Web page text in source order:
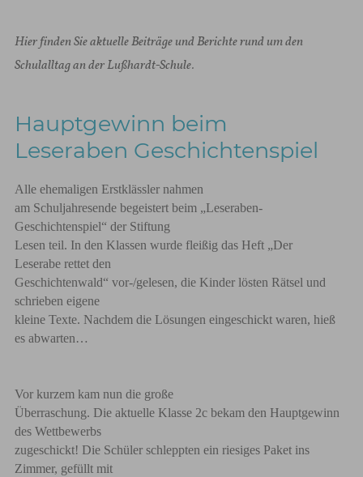
Hier finden Sie aktuelle Beiträge und Berichte rund um den
Schulalltag an der Lußhardt-Schule.
Hauptgewinn beim
Leseraben Geschichtenspiel
Alle ehemaligen Erstklässler nahmen
am Schuljahresende begeistert beim „Leseraben-
Geschichtenspiel“ der Stiftung
Lesen teil. In den Klassen wurde fleißig das Heft „Der
Leserabe rettet den
Geschichtenwald“ vor-/gelesen, die Kinder lösten Rätsel und
schrieben eigene
kleine Texte. Nachdem die Lösungen eingeschickt waren, hieß
es abwarten…
Vor kurzem kam nun die große
Überraschung. Die aktuelle Klasse 2c bekam den Hauptgewinn
des Wettbewerbs
zugeschickt! Die Schüler schleppten ein riesiges Paket ins
Zimmer, gefüllt mit